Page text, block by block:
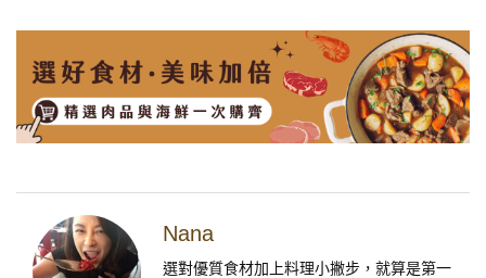
Nana
選對優質食材加上料理小撇步，就算是第一